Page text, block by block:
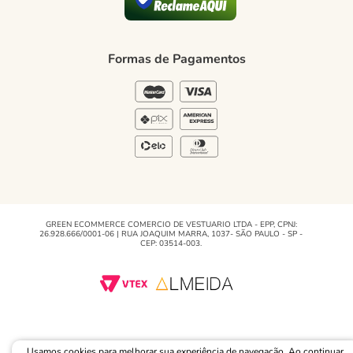
Regulamento e PromoçõesFormas de Pagamentos
GREEN ECOMMERCE COMERCIO DE VESTUARIO LTDA - EPP, CPNJ:
26.928.666/0001-06 | RUA JOAQUIM MARRA, 1037- SÃO PAULO - SP -
CEP: 03514-003.